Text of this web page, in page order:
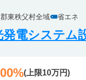
東秩父村全域 省エネ
発電システム
(上限10万円)